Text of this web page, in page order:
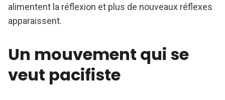
alimentent la réflexion et plus de nouveaux réflexes
apparaissent.
Un mouvement qui se
veut pacifiste